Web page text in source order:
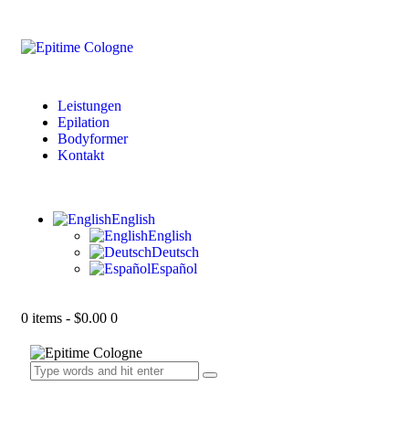
Leistungen
Epilation
Bodyformer
Kontakt
English
English
Deutsch
Español
0 items - $0.00 0